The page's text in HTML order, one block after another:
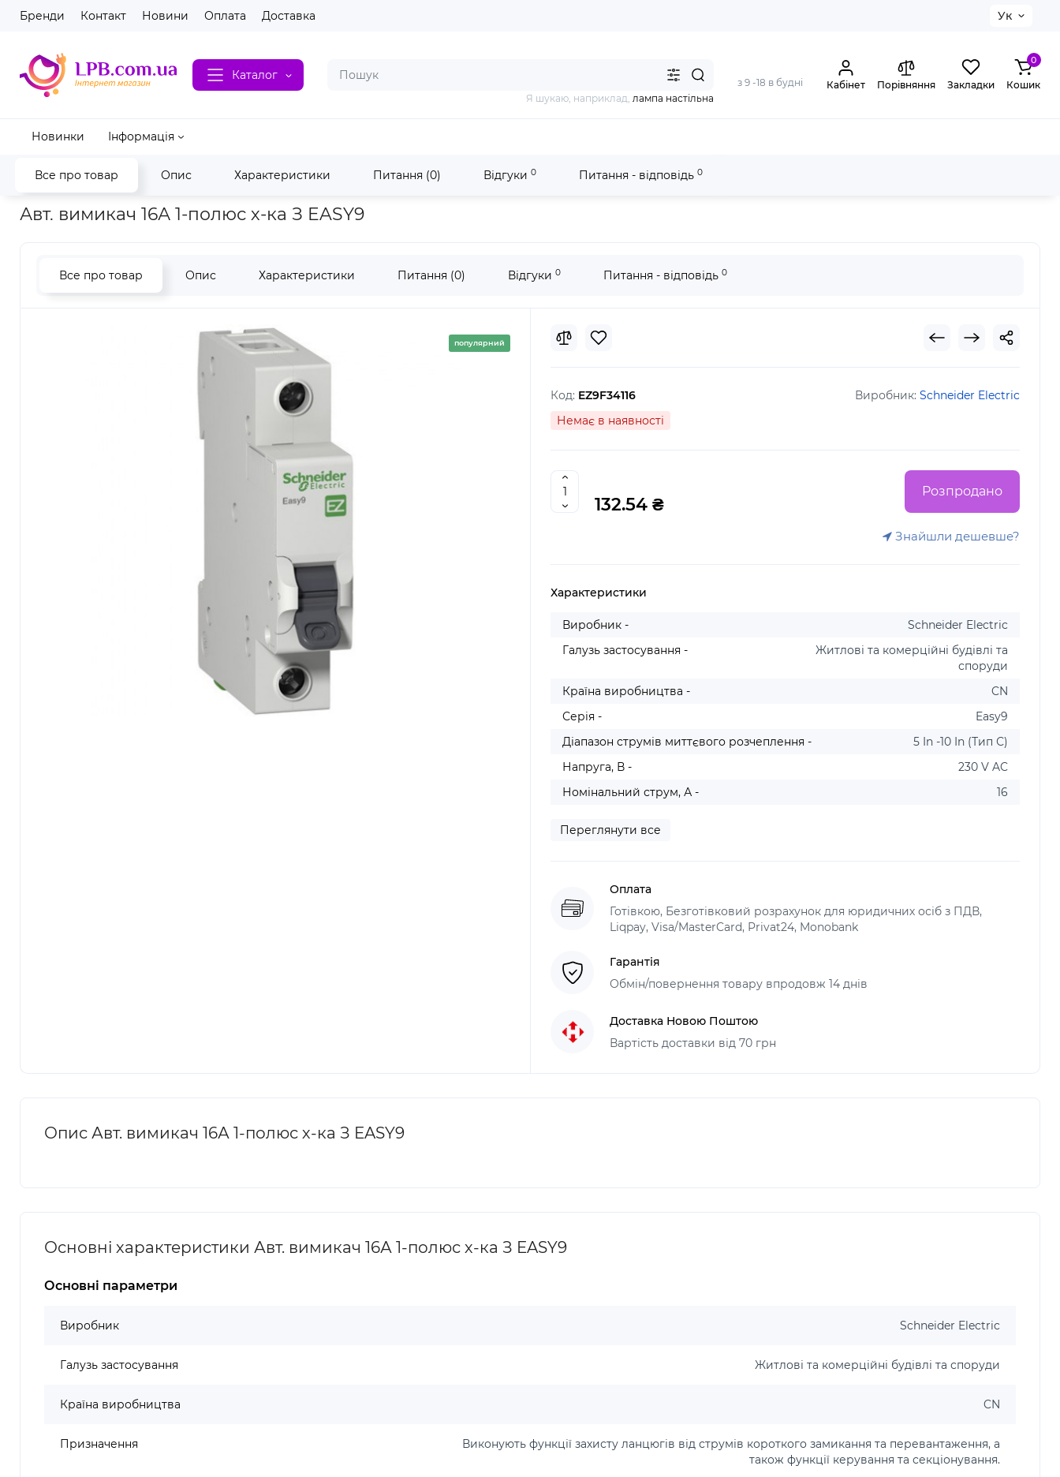
Бренди Контакт Новини Оплата Доставка Ук
Каталог
з 9 -18 в будні
Я шукаю, наприклад, лампа настільна
Кабінет Порівняння Закладки
0
Кошик
Новинки Інформація
Все про товар Опис Характеристики Питання (0) Відгуки 0 Питання - відповідь 0
Головна Електрика НВА обладнання Обладнання захисту Schneider Electric Easy9 Автоматичні вимикачі 4.5 kA Авт. вимикач 16А 1-полюс х-ка З EASY9
Авт. вимикач 16А 1-полюс х-ка З EASY9
Все про товар Опис Характеристики Питання (0) Відгуки 0 Питання - відповідь 0
популярний
Код: EZ9F34116 Виробник: Schneider Electric
Немає в наявності
132.54 ₴
Розпродано
Знайшли дешевше?
Характеристики
Виробник -
Schneider Electric
Галузь застосування -
Житлові та комерційні будівлі та
споруди
Країна виробництва -
CN
Серія -
Easy9
Діапазон струмів миттєвого розчеплення -
5 In -10 In (Тип С)
Напруга, В -
230 V AC
Номінальний струм, А -
16
Переглянути все
Оплата
Готівкою, Безготівковий розрахунок для юридичних осіб з ПДВ,
Liqpay, Visa/MasterCard, Privat24, Monobank
Гарантія
Обмін/повернення товару впродовж 14 днів
Доставка Новою Поштою
Вартість доставки від 70 грн
Опис Авт. вимикач 16А 1-полюс х-ка З EASY9
Основні характеристики Авт. вимикач 16А 1-полюс х-ка З EASY9
Основні параметри
Виробник Schneider Electric
Галузь застосування Житлові та комерційні будівлі та споруди
Країна виробництва CN
Призначення
Виконують функції захисту ланцюгів від струмів короткого замикання та перевантаження, а
також функції керування та секціонування.